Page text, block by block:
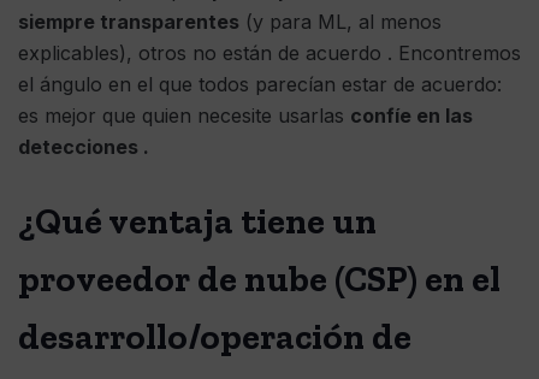
siempre transparentes (y para ML, al menos
explicables), otros no están de acuerdo . Encontremos
el ángulo en el que todos parecían estar de acuerdo:
es mejor que quien necesite usarlas confíe en las
detecciones .
¿Qué ventaja tiene un
proveedor de nube (CSP) en el
desarrollo/operación de